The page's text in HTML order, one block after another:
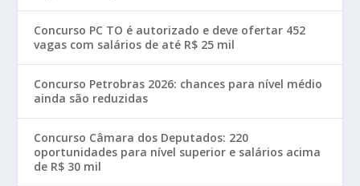
Concurso PC TO é autorizado e deve ofertar 452
vagas com salários de até R$ 25 mil
Concurso Petrobras 2026: chances para nível médio
ainda são reduzidas
Concurso Câmara dos Deputados: 220
oportunidades para nível superior e salários acima
de R$ 30 mil